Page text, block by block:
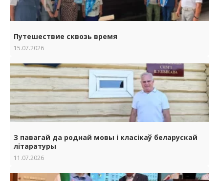
Путешествие сквозь время
15.07.2026
З павагай да роднай мовы i класiкаў беларускай
лiтаратуры
11.07.2026